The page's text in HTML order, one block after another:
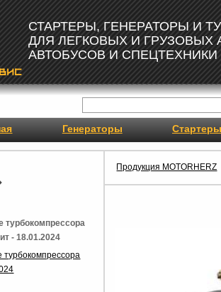
СТАРТЕРЫ, ГЕНЕРАТОРЫ И
ДЛЯ ЛЕГКОВЫХ И ГРУЗОВЫХ
АВТОБУСОВ И СПЕЦТЕХНИКИ
Генераторы Стартеры
Продукция MOTORHERZ
турбокомпрессора
- 18.01.2024
турбокомпрессора